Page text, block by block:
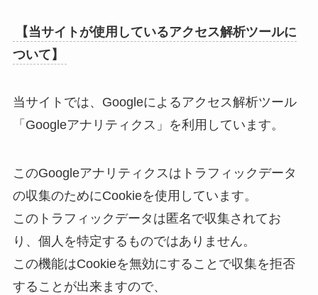
【当サイトが使用しているアクセス解析ツールに
ついて】
当サイトでは、Googleによるアクセス解析ツール
「Googleアナリティクス」を利用しています。
このGoogleアナリティクスはトラフィックデータ
の収集のためにCookieを使用しています。
このトラフィックデータは匿名で収集されてお
り、個人を特定するものではありません。
この機能はCookieを無効にすることで収集を拒否
することが出来ますので、